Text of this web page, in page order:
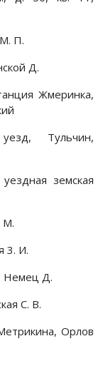
П.
Д.
Жмеринка,
Тульчин,
земская
М.
3. И.
Немец Д.
С. В.
Орлов